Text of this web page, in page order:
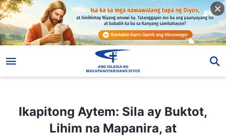
Ikapitong Aytem: Sila ay Buktot,
Lihim na Mapanira, at